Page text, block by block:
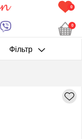
0
0
Фільтр